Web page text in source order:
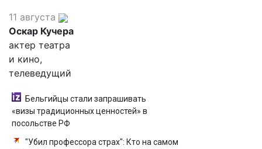
11 августа
Оскар Кучера
актер театра
и кино,
телеведущий
Бельгийцы стали запрашивать
«визы традиционных ценностей» в
посольстве РФ
"Убил профессора страх": Кто на самом